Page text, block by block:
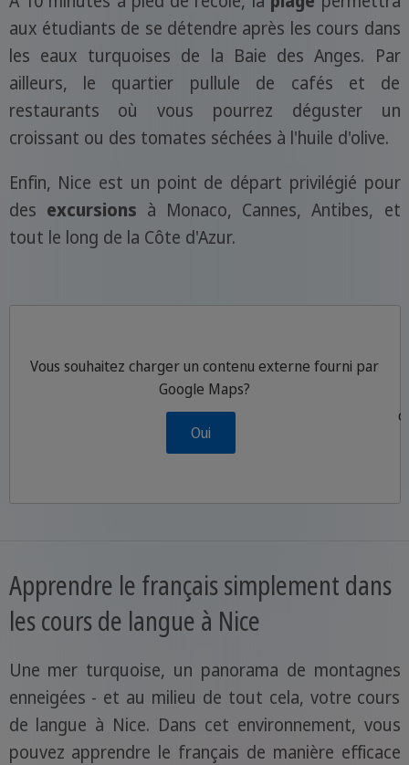
aux étudiants de se détendre après les cours dans
les eaux turquoises de la Baie des Anges. Par
ailleurs, le quartier pullule de cafés et de
restaurants où vous pourrez déguster un
croissant ou des tomates séchées à l'huile d'olive.
Enfin, Nice est un point de départ privilégié pour
des excursions à Monaco, Cannes, Antibes, et
tout le long de la Côte d'Azur.
Vous souhaitez charger un contenu externe fourni par
Google Maps?
Oui
Apprendre le français simplement dans
les cours de langue à Nice
Une mer turquoise, un panorama de montagnes
enneigées - et au milieu de tout cela, votre cours
de langue à Nice. Dans cet environnement, vous
pouvez apprendre le français de manière efficace